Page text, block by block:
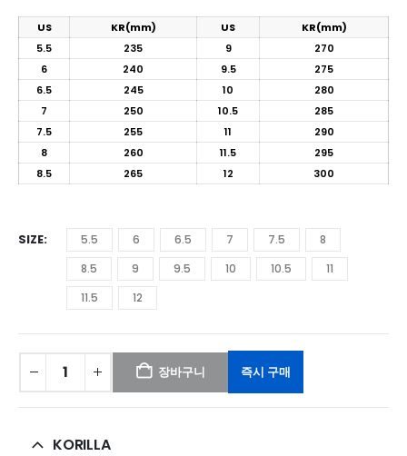
US KR(mm) US
KR(mm)
5.5
235 9
270
6
240 9.5
275
6.5
245 10
280
7
250 10.5
285
7.5
255 11
290
8
260 11.5
295
8.5
265 12 300
SIZE 5.5 6 6.5 7 7.5
8
8.5
9 9.5 10 10.5
11
11.5
12
장바구니 즉시 구매
KORILLA